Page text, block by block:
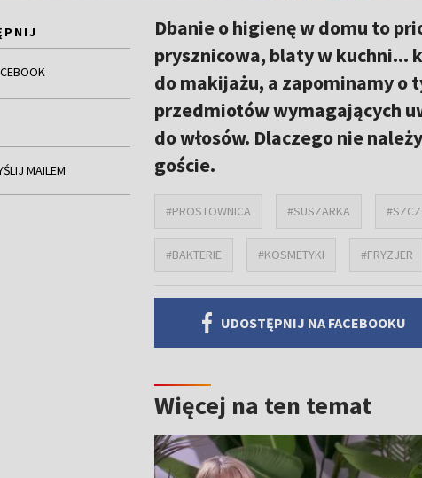
MAILEM
Dbanie o higienę w domu to
prysznicowa, blaty w kuchni...
do makijażu, a zapominamy o
przedmiotów wymagających
do włosów. Dlaczego nie
goście.
#PROSTOWNICA #SUSZARKA
#BAKTERIE #KOSMETYKI #FRYZJER
UDOSTĘPNIJ NA FACEBOOKU
Więcej na ten temat